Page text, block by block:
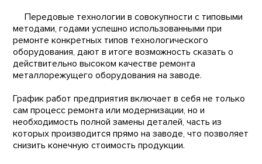
Передовые технологии в совокупности с типовыми
методами, годами успешно использованными при
ремонте конкретных типов технологического
оборудования, дают в итоге возможность сказать о
действительно высоком качестве ремонта
металлорежущего оборудования на заводе.
График работ предприятия включает в себя не только
сам процесс ремонта или модернизации, но и
необходимость полной замены деталей, часть из
которых производится прямо на заводе, что позволяет
снизить конечную стоимость продукции.